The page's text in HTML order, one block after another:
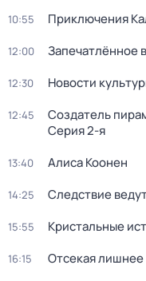
10:55 Приключения
12:00 Запечатлённое
12:30 Новости
12:45 Создатель
Серия 2-я
13:40 Алиса Коонен
14:25 Следствие
15:55 Кристальные
16:15 Отсекая лишнее